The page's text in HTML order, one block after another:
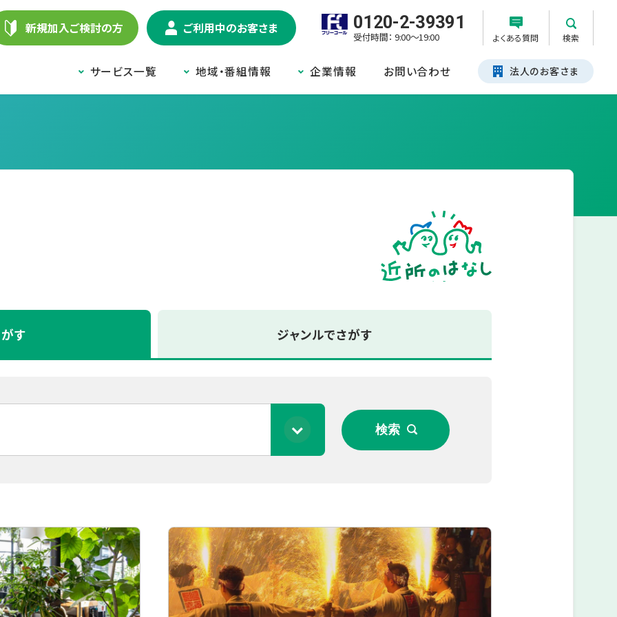
新規加入ご検討の方 ご利用中のお客さま 0120-2-39391
受付時間： 9:00～19:00 よくある質問 検索
サービス一覧 地域・番組情報 企業情報 お問い合わせ 法人のお客さま
す ジャンルでさがす
検索